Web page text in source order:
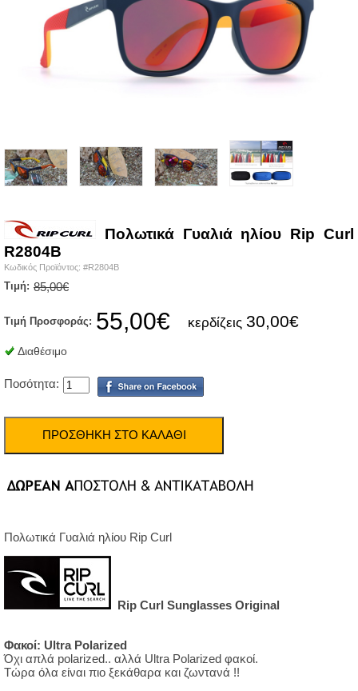
Πολωτικά Γυαλιά ηλίου Rip Curl
R2804B
Κωδικός Προϊόντος: #R2804B
Τιμή: 85,00€
Τιμή Προσφοράς: 55,00€ κερδίζεις 30,00€
Διαθέσιμο
Ποσότητα:
Πολωτικά Γυαλιά ηλίου Rip Curl
Rip Curl Sunglasses Original
Φακοί: Ultra Polarized
Όχι απλά polarized.. αλλά Ultra Polarized φακοί.
Τώρα όλα είναι πιο ξεκάθαρα και ζωντανά !!